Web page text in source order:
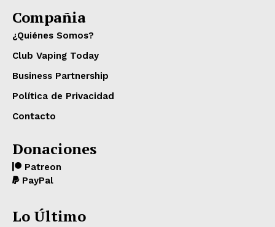
Compañia
¿Quiénes Somos?
Club Vaping Today
Business Partnership
Política de Privacidad
Contacto
Donaciones
Patreon
PayPal
Lo Último